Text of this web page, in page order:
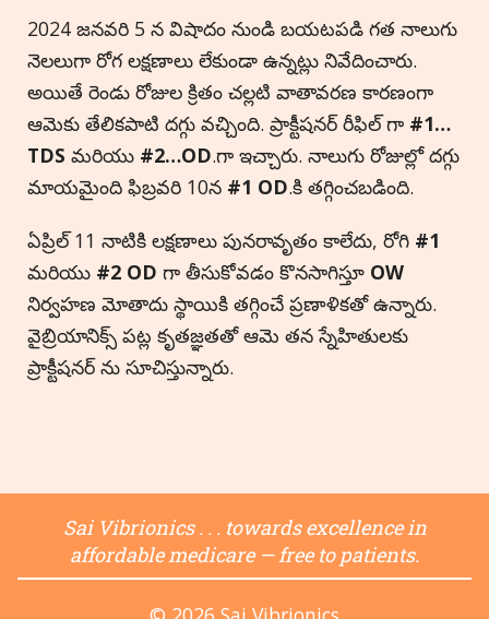
2024 జనవరి 5 న విషాదం నుండి బయటపడి గత నాలుగు
నెలలుగా రోగ లక్షణాలు లేకుండా ఉన్నట్లు నివేదించారు.
అయితే రెండు రోజుల క్రితం చల్లటి వాతావరణ కారణంగా
ఆమెకు తేలికపాటి దగ్గు వచ్చింది. ప్రాక్టీషనర్ రీఫిల్ గా #1…
TDS మరియు #2…OD.గా ఇచ్చారు. నాలుగు రోజుల్లో దగ్గు
మాయమైంది ఫిబ్రవరి 10న #1 OD.కి తగ్గించబడింది.
ఏప్రిల్ 11 నాటికి లక్షణాలు పునరావృతం కాలేదు, రోగి #1
మరియు #2 OD గా తీసుకోవడం కొనసాగిస్తూ OW
నిర్వహణ మోతాదు స్థాయికి తగ్గించే ప్రణాళికతో ఉన్నారు.
వైబ్రియానిక్స్ పట్ల కృతజ్ఞతతో ఆమె తన స్నేహితులకు
ప్రాక్టీషనర్ ను సూచిస్తున్నారు.
Sai Vibrionics . . . towards excellence in
affordable medicare — free to patients.